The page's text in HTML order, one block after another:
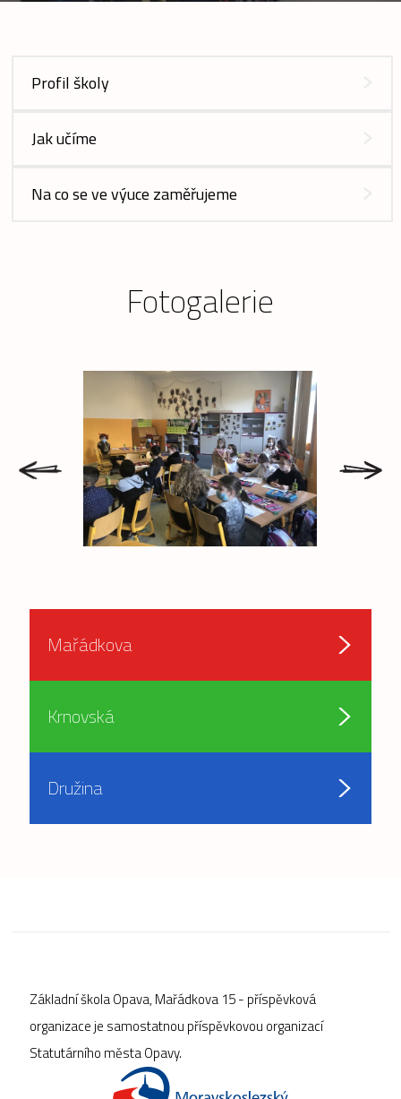
Profil školy
Jak učíme
Na co se ve výuce zaměřujeme
Fotogalerie
Mařádkova
Krnovská
Družina
Základní škola Opava, Mařádkova 15 - příspěvková
organizace je samostatnou příspěvkovou organizací
Statutárního města Opavy.